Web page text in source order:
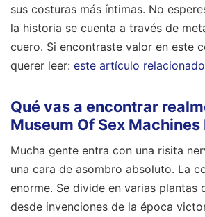
sus costuras más íntimas. No
la historia se cuenta a través de
cuero. Si encontraste valor en este
querer leer: este artículo relacionado
Qué vas a encontrar
Museum Of Sex Machines
Mucha gente entra con una risita
una cara de asombro absoluto. La
enorme. Se divide en varias plantas
desde invenciones de la época